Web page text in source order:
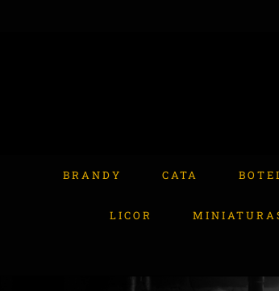
BRANDY CATA
LICOR